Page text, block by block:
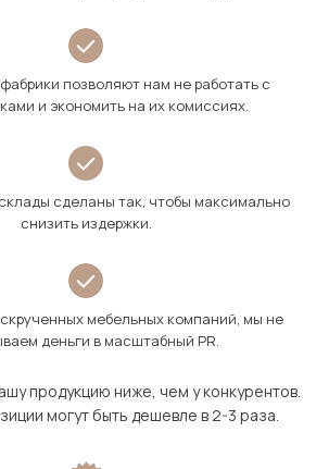
позволяют нам не работать с
и экономить на их комиссиях.
сделаны так, чтобы максимально
снизить издержки.
мебельных компаний, мы не
деньги в масштабный PR.
продукцию ниже, чем у конкурентов.
могут быть дешевле в 2-3 раза.